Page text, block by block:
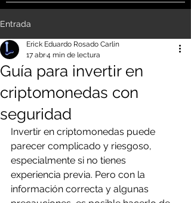
Entrada
Guía para invertir en
criptomonedas con
seguridad
Erick Eduardo Rosado Carlin
17 abr4 min de lectura
Invertir en criptomonedas puede
parecer complicado y riesgoso,
especialmente si no tienes
experiencia previa. Pero con la
información correcta y algunas